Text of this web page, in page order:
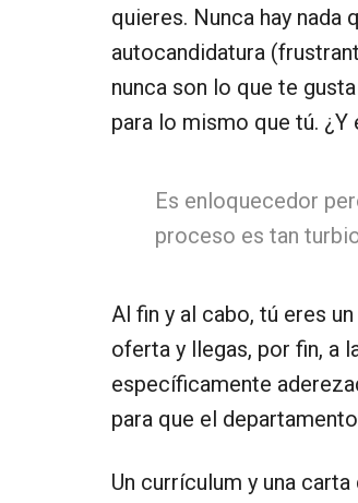
quieres. Nunca hay nada
autocandidatura
nunca son lo que te
para lo mismo que tú. ¿Y
Es enloquecedor
proceso es tan
Al fin y al cabo, tú eres
oferta y llegas, por fin, a
específicamente
para que el
Un currículum y una